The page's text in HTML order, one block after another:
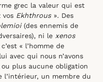
grec la valeur qui est
vos Ekhthrous ». Des
(des ennemis de
ni le xenos
« l’homme de
avec qui nous n’avons
plus aucune obligation
l’intérieur, un membre du